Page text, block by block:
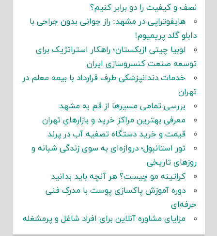
نصف و کیفیت را دو برابر کنیم؟
هایفوتراپی در مشهد: راز جوانی بدون جراحی با
دابلو گلد پریمیوم!
لوبیا چیتی ازبکستان؛ راهکار استراتژیک برای
توسعه صنعت کنسروسازی ایران
خدمات دندانپزشکی طرف قرارداد با بیمه معلم در
تهران
بررسی تمامی مسیرها از قم به مشهد
معرفی بهترین مراکز خرید و بازارهای تهران
قیمت و خرید دستگاه تصفیه آب در پرند
تور استانبول؛ دروازه‌ای به سوی زندگی شبانه و
روزهای تاریخی
کراتینه مو چیست؟ هر آنچه باید بدانید
دوره آموزش پاکسازی پوست با مدرک فنی
حرفه‌ای
مزایای مشاوره آنلاین برای افراد شاغل و پرمشغله